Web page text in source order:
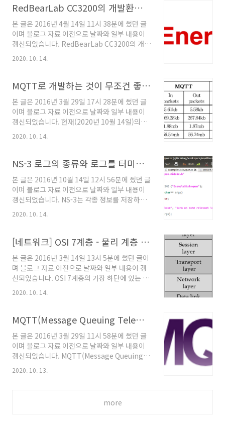
NS-3의 Emulation에 Netmap과
DPDK(Data Plane Development Kit) 기능
이 추가되었습니다. TCP에서 동적 페이싱이 추
가되었습니다. TcpLinuxReno 혼잡 제어가 추
가되었습니다. RFC 8033에 있는 PIE queue
disc model이 추가되었습니다. FqCoDel 및
RedBearLab CC3200의 개발환경 소개
본 글은 2016년 4월 14일 11시 38분에 썼던 글
이며 블로그 자료 이전으로 날짜와 일부 내용이
갱신되었습니다. RedBearLab CC3200의 개발
환경은 크게 두 가지 분류가 있다. 하나는
Energia이고 다른 하나는 CCS(Code
련 개발의 지식과 숙련도, 개발특징 및 기간에 따
라서 선택하는 것이 좋다. Energia는 Arduino
와 비슷한 형태의 IDE로써 Arduino를 접해본 적
이 있다면 어렵지 않게 금방 CC3200 개발이 가
능하다. Energia의 라이브러리와 예제는 CCS보
다 풍부한 편이고 쉽고 빠른 개발에 초점이 맞춰
이 속도..
2020. 10. 14.
MQTT로 개발하는 것이 무조건 좋은 것인가?
본 글은 2016년 3월 29일 17시 28분에 썼던 글
이며 블로그 자료 이전으로 날짜와 일부 내용이
갱신되었습니다. 현재(2020년 10월 14일)의
MQTT시장과는 상황이 전혀 다릅니다. MQTT
를 써야한다면 쓰면 됩니다. MQTT 프로토콜이
라서 적합한 프로토콜이 있다. MQTT의 경우
속도, 메모리가 극히 제한적인 상황을 고려해서
설계가 되었기에 2016년 현재 이러한 특징을 살
릴 수 있는 상황이 아니라면 MQTT가 큰 의미는
없을 수 있다. 예를 들어 사용할 수 있는 네트워크
한달동안 100MB의 패킷을 절약..
2020. 10. 14.
NS-3 로그의 종류와 로그를 터미널에 출력하는 법
본 글은 2016년 10월 14일 12시 56분에 썼던 글
이며 블로그 자료 이전으로 날짜와 일부 내용이
갱신되었습니다. NS-3는 각종 정보를 저장하고
확인하기 위한 로그를 지원한다. 이런 로그 정보
는 파일로 저장 될 수도 있고 터미널에서 실시간
다. 종류 의미 LOG_LEVEL_ERROR 오류가 발
생 했음을 의미하는 로그 LOG_LEVEL_WARN
경고용 로그 LOG_LEVEL_DEBUG 디버깅용 로
그 LOG_LEVEL_INFO 각종 정보를 알려주는 로
그 LOG_LEVEL_FUNCTION 함수 추적
(tracing)을 위한 로그. LOG_LEVEL_LOGIC
2020. 10. 14.
[네트워크] OSI 7계층 - 물리 계층 소개 및 프로토콜 설명
본 글은 2016년 3월 14일 13시 5분에 썼던 글이
며 블로그 자료 이전으로 날짜와 일부 내용이 갱
신되었습니다. OSI 7계층의 가장 하단에 있는 계
적 인터페이스에 관한 사양을 기술한다. 다시말
다루는 계층이다. 물리계층의 프로토콜은 하드웨
어적 명세와, 인코딩/디코딩, 시그널링, 토폴로지
와 같은 물리적 네트워크 디자인을 고려하여 정
의하며 대표적인 프로토콜로 RS-232, V.24가 있
다. 물리 계층의 프로토콜에는 전송속도/신호의
레벨/인코딩/디코딩 등 전기적 신호 규격과 송수
2020. 10. 14.
MQTT(Message Queuing Telemetry Transport, 엠큐티티) 개요
본 글은 2016년 3월 29일 11시 58분에 썼던 글
이며 블로그 자료 이전으로 날짜와 일부 내용이
갱신되었습니다. MQTT(Message Queuing
Publish–Subscribe 기반의 경량 메시징 프로
배터리)를 가진 가진 센서가 사용하는 목적으로
2020. 10. 13.
more